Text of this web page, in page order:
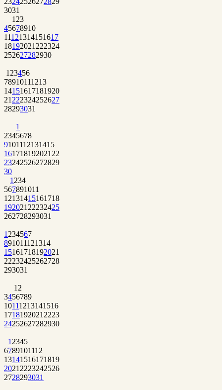
3031
1 23
45678910
11121314151617
18192021 222324
252627282930
1 23456
78910111213
14151617181920
21 222324252627
28293031
1
2345678
9101112131415
161718192021 22
23242526272829
30
1 234
567891011
12131415161718
192021 22232425
262728293031
1 234567
891011121314
15161718192021
22232425262728
293031
1 2
3456789
10111213141516
1718192021 2223
24252627282930
1 2345
6789101112
13141516171819
2021 2223242526
2728293031